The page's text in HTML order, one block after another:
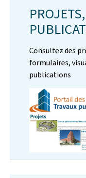
Consultez des
formulaires,
publications